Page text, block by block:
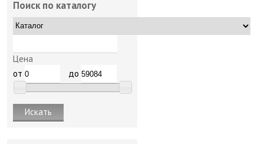
Поиск по каталогу
Цена
от
до